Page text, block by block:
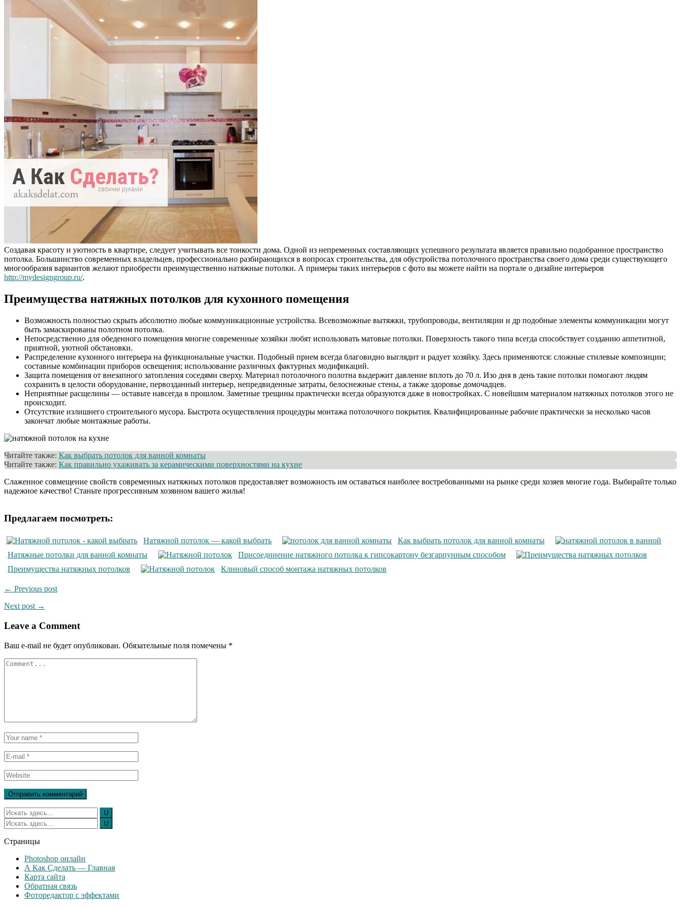
Создавая красоту и уютность в квартире, следует учитывать все тонкости дома. Одной из непременных составляющих успешного результата является правильно подобранное пространство
потолка. Большинство современных владельцев, профессионально разбирающихся в вопросах строительства, для обустройства потолочного пространства своего дома среди существующего
многообразия вариантов желают приобрести преимущественно натяжные потолки. А примеры таких интерьеров с фото вы можете найти на портале о дизайне интерьеров
http://mydesigngroup.ru/.
Преимущества натяжных потолков для кухонного помещения
Возможность полностью скрыть абсолютно любые коммуникационные устройства. Всевозможные вытяжки, трубопроводы, вентиляции и др подобные элементы коммуникации могут
быть замаскированы полотном потолка.
Непосредственно для обеденного помещения многие современные хозяйки любят использовать матовые потолки. Поверхность такого типа всегда способствует созданию аппетитной,
приятной, уютной обстановки.
Распределение кухонного интерьера на функциональные участки. Подобный прием всегда благовидно выглядит и радует хозяйку. Здесь применяются: сложные стилевые композиции;
составные комбинации приборов освещения; использование различных фактурных модификаций.
Защита помещения от внезапного затопления соседями сверху. Материал потолочного полотна выдержит давление вплоть до 70 л. Изо дня в день такие потолки помогают людям
сохранить в целости оборудование, первозданный интерьер, непредвиденные затраты, белоснежные стены, а также здоровье домочадцев.
Неприятные расщелины — оставьте навсегда в прошлом. Заметные трещины практически всегда образуются даже в новостройках. С новейшим материалом натяжных потолков этого не
происходит.
Отсутствие излишнего строительного мусора. Быстрота осуществления процедуры монтажа потолочного покрытия. Квалифицированные рабочие практически за несколько часов
закончат любые монтажные работы.
Читайте также: Как выбрать потолок для ванной комнаты
Читайте также: Как правильно ухаживать за керамическими поверхностями на кухне
Слаженное совмещение свойств современных натяжных потолков предоставляет возможность им оставаться наиболее востребованными на рынке среди хозяев многие года. Выбирайте только
надежное качество! Станьте прогрессивным хозяином вашего жилья!
Предлагаем посмотреть:
Натяжной потолок — какой выбрать
Как выбрать потолок для ванной комнаты
Натяжные потолки для ванной комнаты
Присоединение натяжного потолка к гипсокартону безгарпунным способом
Преимущества натяжных потолков
Клиновый способ монтажа натяжных потолков
← Previous post
Next post →
Leave a Comment
Ваш e-mail не будет опубликован. Обязательные поля помечены *
Страницы
Photoshop онлайн
А Как Сделать — Главная
Карта сайта
Обратная связь
Фоторедактор с эффектами